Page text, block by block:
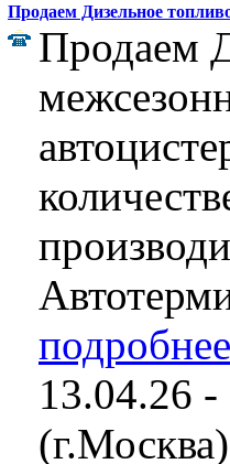
Продаем Дизельное
Продаем
13.04.26